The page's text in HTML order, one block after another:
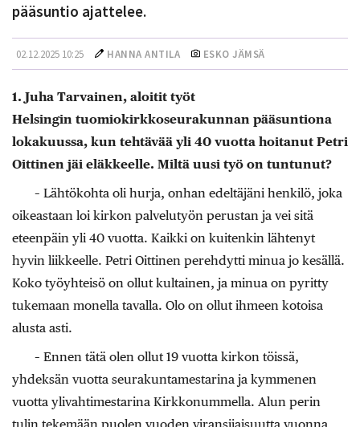
pääsuntio ajattelee.
02.12.2025 10:25 HANNA ANTILA ESKO JÄMSÄ
1. Juha Tarvainen, aloitit työt
Helsingin tuomiokirkkoseurakunnan pääsuntiona
lokakuussa, kun tehtävää yli 40 vuotta hoitanut Petri
Oittinen jäi eläkkeelle. Miltä uusi työ on tuntunut?
– Lähtökohta oli hurja, onhan edeltäjäni henkilö, joka
oikeastaan loi kirkon palvelutyön perustan ja vei sitä
eteenpäin yli 40 vuotta. Kaikki on kuitenkin lähtenyt
hyvin liikkeelle. Petri Oittinen perehdytti minua jo kesällä.
Koko työyhteisö on ollut kultainen, ja minua on pyritty
tukemaan monella tavalla. Olo on ollut ihmeen kotoisa
alusta asti.
– Ennen tätä olen ollut 19 vuotta kirkon töissä,
yhdeksän vuotta seurakuntamestarina ja kymmenen
vuotta ylivahtimestarina Kirkkonummella. Alun perin
tulin tekemään puolen vuoden viransijaisuutta vuonna